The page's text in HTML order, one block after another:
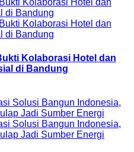
Kolaborasi Hotel dan
di Bandung